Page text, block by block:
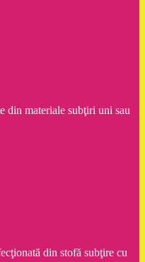
din materiale subţiri uni sau
din stofă subţire cu